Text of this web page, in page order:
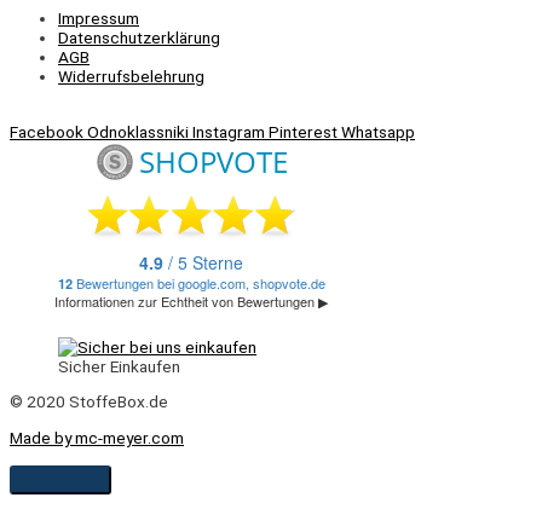
Impressum
Datenschutzerklärung
AGB
Widerrufsbelehrung
FacebookOdnoklassnikiInstagram PinterestWhatsapp
Sicher Einkaufen
© 2020 StoffeBox.de
Made by mc-meyer.com